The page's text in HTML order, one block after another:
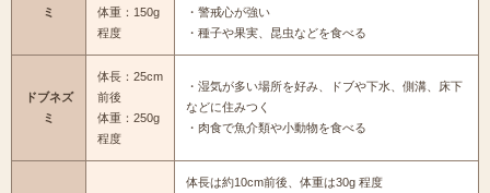
ミ
体重：150g
程度
・警戒心が強い
・種子や果実、昆虫などを食べる
ドブネズ
ミ
体長：25cm
前後
体重：250g
程度
・湿気が多い場所を好み、ドブや下水、側溝、床下
などに住みつく
・肉食で魚介類や小動物を食べる
体長は約10cm前後、体重は30g 程度